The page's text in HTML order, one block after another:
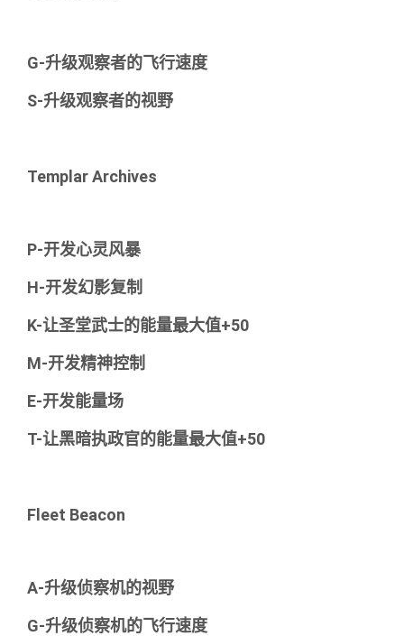
G-升级观察者的飞行速度
S-升级观察者的视野
Templar Archives
P-开发心灵风暴
H-开发幻影复制
K-让圣堂武士的能量最大值+50
M-开发精神控制
E-开发能量场
T-让黑暗执政官的能量最大值+50
Fleet Beacon
A-升级侦察机的视野
G-升级侦察机的飞行速度